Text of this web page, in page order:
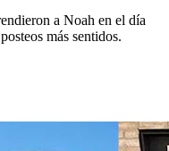
a Noah en el día
más sentidos.